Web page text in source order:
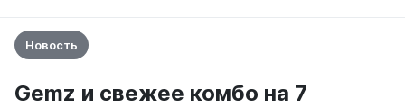
Новость
Gemz и свежее комбо на 7